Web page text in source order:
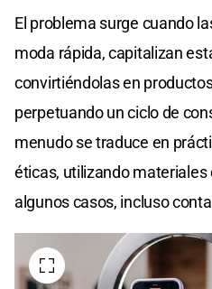
El problema surge cuando
moda rápida, capitalizan
convirtiéndolas en
perpetuando un ciclo de
menudo se traduce en
éticas, utilizando materiales
algunos casos, incluso